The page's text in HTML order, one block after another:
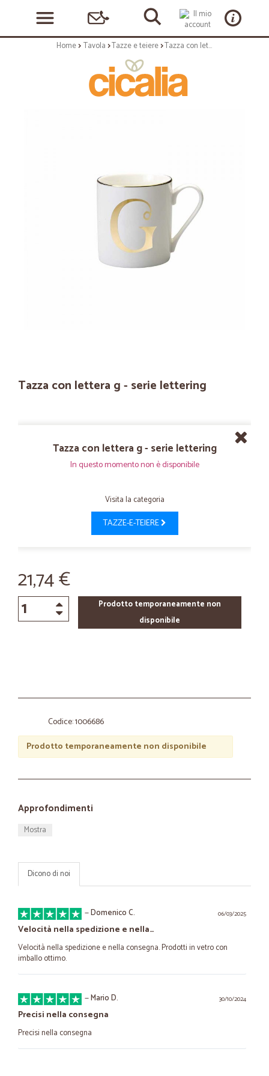
Home Tavola Tazze e teiere Tazza con lettera g - serie lettering
Tazza con lettera g - serie lettering
Tazza con lettera g - serie lettering
In questo momento non è disponibile
Visita la categoria
TAZZE-E-TEIERE
21,74 €
Prodotto temporaneamente non
disponibile
Codice: 1006686
Prodotto temporaneamente non disponibile
Approfondimenti
Mostra
Dicono di noi
06/03/2025
—Domenico C.
Velocità nella spedizione e nella…
Velocità nella spedizione e nella consegna. Prodotti in vetro con
imballo ottimo.
30/10/2024
—Mario D.
Precisi nella consegna
Precisi nella consegna